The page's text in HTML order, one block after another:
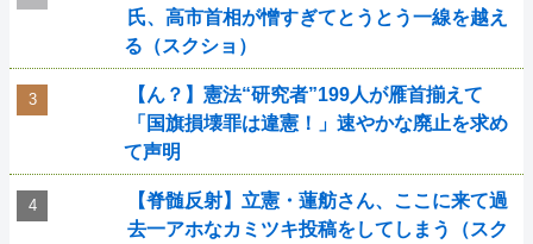
氏、高市首相が憎すぎてとうとう一線を越え
る（スクショ）
【ん？】憲法“研究者”199人が雁首揃えて
「国旗損壊罪は違憲！」速やかな廃止を求め
て声明
【脊髄反射】立憲・蓮舫さん、ここに来て過
去一アホなカミツキ投稿をしてしまう（スク